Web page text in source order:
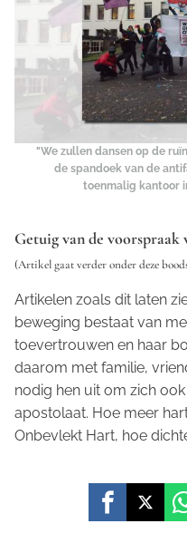
"We zullen dansen op de
de spandoek van de
toenmalig kantoor
Getuig van de
(Artikel gaat verder onder deze
Artikelen zoals dit laten
beweging bestaat van
toevertrouwen en haar
daarom met familie,
nodig hen uit om zich
apostolaat. Hoe meer
Onbevlekt Hart, hoe